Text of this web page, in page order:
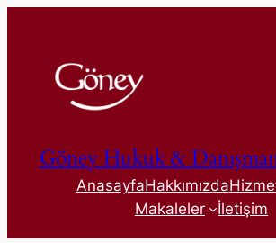
Göney Hukuk &
AnasayfaHakkımızda
Makaleler
İletişim